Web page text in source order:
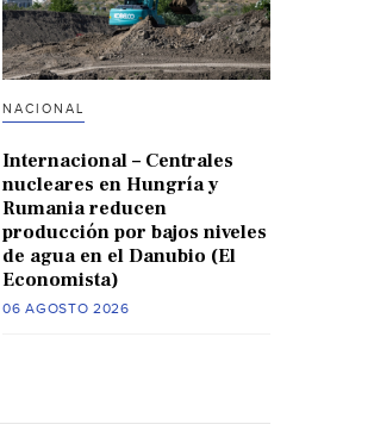
NACIONAL
Internacional – Centrales
nucleares en Hungría y
Rumania reducen
producción por bajos niveles
de agua en el Danubio (El
Economista)
06 AGOSTO 2026